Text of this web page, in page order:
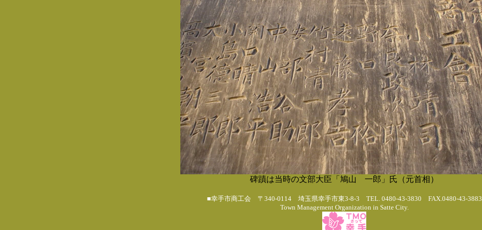
碑蹟は当時の文部大臣「鳩山 一郎」氏（元首相）
■幸手市商工会 〒340-0114 埼玉県幸手市東3-8-3 TEL. 0480-43-3830 FAX.0480-43-3883
Town Management Organization in Satte City.